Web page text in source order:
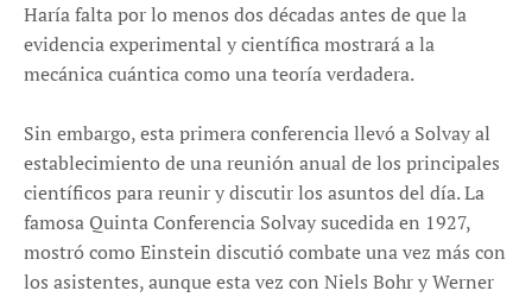
Haría falta por lo menos dos décadas antes de que la
evidencia experimental y científica mostrará a la
mecánica cuántica como una teoría verdadera.
Sin embargo, esta primera conferencia llevó a Solvay al
establecimiento de una reunión anual de los principales
científicos para reunir y discutir los asuntos del día. La
famosa Quinta Conferencia Solvay sucedida en 1927,
mostró como Einstein discutió combate una vez más con
los asistentes, aunque esta vez con Niels Bohr y Werner